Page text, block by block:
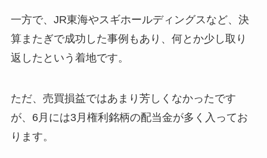
一方で、JR東海やスギホールディングスなど、決
算またぎで成功した事例もあり、何とか少し取り
返したという着地です。
ただ、売買損益ではあまり芳しくなかったです
が、6月には3月権利銘柄の配当金が多く入ってお
ります。